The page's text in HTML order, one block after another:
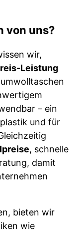
von uns?
wir,
Leistung
– ein
und für
, schnelle
damit
bieten wir
wie